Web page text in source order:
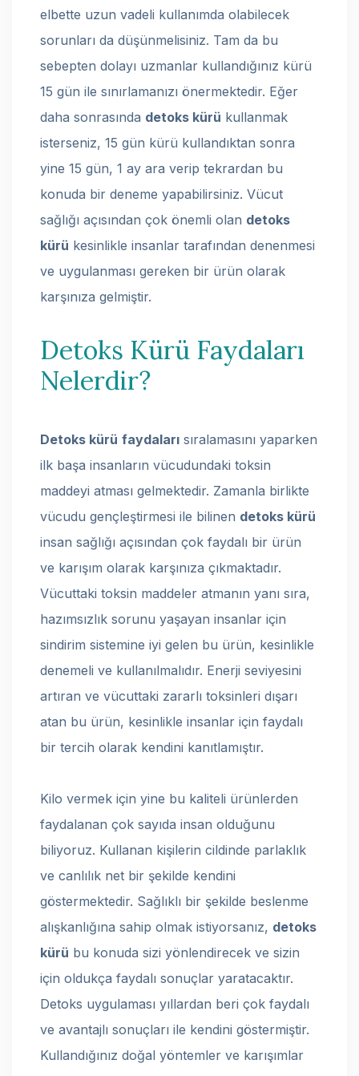
elbette uzun vadeli kullanımda olabilecek
sorunları da düşünmelisiniz. Tam da bu
sebepten dolayı uzmanlar kullandığınız kürü
15 gün ile sınırlamanızı önermektedir. Eğer
daha sonrasında detoks kürü kullanmak
isterseniz, 15 gün kürü kullandıktan sonra
yine 15 gün, 1 ay ara verip tekrardan bu
konuda bir deneme yapabilirsiniz. Vücut
sağlığı açısından çok önemli olan detoks
kürü kesinlikle insanlar tarafından denenmesi
ve uygulanması gereken bir ürün olarak
karşınıza gelmiştir.
Detoks Kürü Faydaları
Nelerdir?
Detoks kürü faydaları sıralamasını yaparken
ilk başa insanların vücudundaki toksin
maddeyi atması gelmektedir. Zamanla birlikte
vücudu gençleştirmesi ile bilinen detoks kürü
insan sağlığı açısından çok faydalı bir ürün
ve karışım olarak karşınıza çıkmaktadır.
Vücuttaki toksin maddeler atmanın yanı sıra,
hazımsızlık sorunu yaşayan insanlar için
sindirim sistemine iyi gelen bu ürün, kesinlikle
denemeli ve kullanılmalıdır. Enerji seviyesini
artıran ve vücuttaki zararlı toksinleri dışarı
atan bu ürün, kesinlikle insanlar için faydalı
bir tercih olarak kendini kanıtlamıştır.
Kilo vermek için yine bu kaliteli ürünlerden
faydalanan çok sayıda insan olduğunu
biliyoruz. Kullanan kişilerin cildinde parlaklık
ve canlılık net bir şekilde kendini
göstermektedir. Sağlıklı bir şekilde beslenme
alışkanlığına sahip olmak istiyorsanız, detoks
kürü bu konuda sizi yönlendirecek ve sizin
için oldukça faydalı sonuçlar yaratacaktır.
Detoks uygulaması yıllardan beri çok faydalı
ve avantajlı sonuçları ile kendini göstermiştir.
Kullandığınız doğal yöntemler ve karışımlar